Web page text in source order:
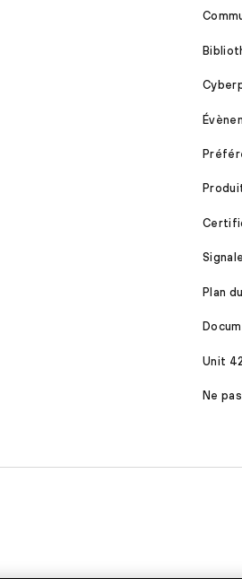
Plan
Unit 42
Ne